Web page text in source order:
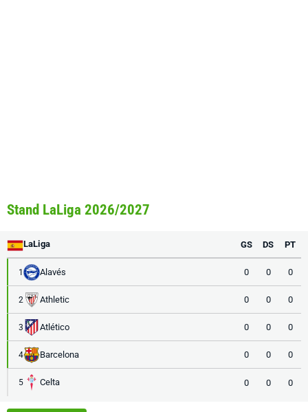
Stand LaLiga 2026/2027
LaLiga GS DS PT
1 Alavés 0 0 0
2 Athletic 0 0 0
3 Atlético 0 0 0
4 Barcelona 0 0 0
5 Celta 0 0 0